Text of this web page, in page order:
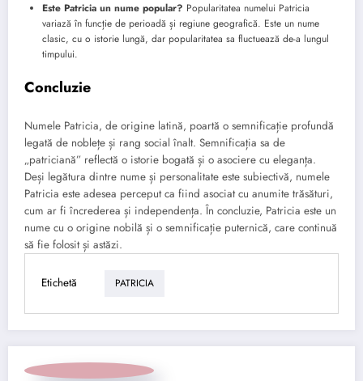
Este Patricia un nume popular? Popularitatea numelui Patricia
variază în funcție de perioadă și regiune geografică. Este un nume
clasic, cu o istorie lungă, dar popularitatea sa fluctuează de-a lungul
timpului.
Concluzie
Numele Patricia, de origine latină, poartă o semnificație profundă
legată de noblețe și rang social înalt. Semnificația sa de
„patriciană” reflectă o istorie bogată și o asociere cu eleganța.
Deși legătura dintre nume și personalitate este subiectivă, numele
Patricia este adesea perceput ca fiind asociat cu anumite trăsături,
cum ar fi încrederea și independența. În concluzie, Patricia este un
nume cu o origine nobilă și o semnificație puternică, care continuă
să fie folosit și astăzi.
Etichetă PATRICIA